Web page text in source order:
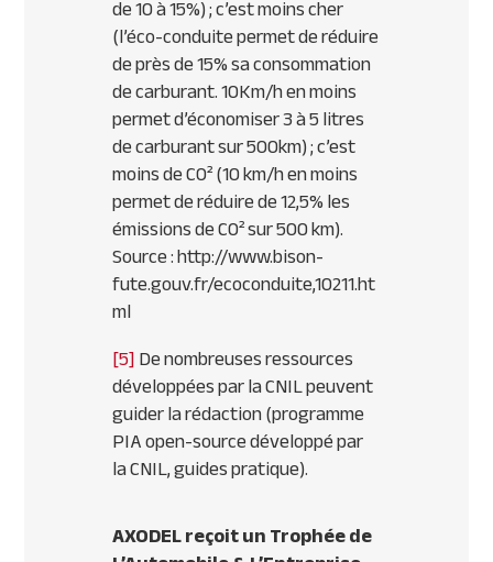
de 10 à 15%) ; c’est moins cher
(l’éco-conduite permet de réduire
de près de 15% sa consommation
de carburant. 10Km/h en moins
permet d’économiser 3 à 5 litres
de carburant sur 500km) ; c’est
moins de CO² (10 km/h en moins
permet de réduire de 12,5% les
émissions de CO² sur 500 km).
Source : http://www.bison-
fute.gouv.fr/ecoconduite,10211.ht
ml
[5]De nombreuses ressources
développées par la CNIL peuvent
guider la rédaction (programme
PIA open-source développé par
la CNIL, guides pratique).
AXODEL reçoit un Trophée de